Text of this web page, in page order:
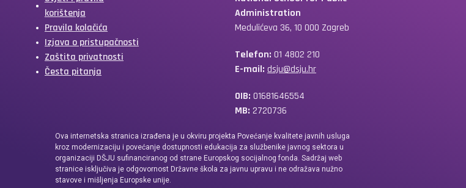
korištenja
Pravila kolačića
Izjava o pristupačnosti
Zaštita privatnosti
Česta pitanja
Administration
Medulićeva 36, 10 000 Zagreb
Telefon: 01 4802 210
E-mail: dsju@dsju.hr
OIB: 01681646554
MB: 2720736
Ova internetska stranica izrađena je u okviru projekta Povećanje kvalitete javnih usluga
kroz modernizaciju i povećanje dostupnosti edukacija za službenike javnog sektora u
organizaciji DŠJU sufinanciranog od strane Europskog socijalnog fonda. Sadržaj web
stranice isključiva je odgovornost Državne škola za javnu upravu i ne odražava nužno
stavove i mišljenja Europske unije.